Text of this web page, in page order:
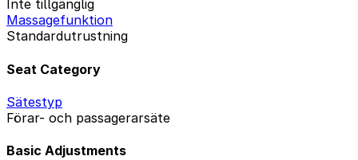
Inte tillgänglig
Massagefunktion
Standardutrustning
Seat Category
Sätestyp
Förar- och passagerarsäte
Basic Adjustments